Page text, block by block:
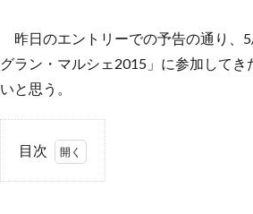
昨日のエントリーでの予告の通り、
グラン・マルシェ2015」に参加して
いと思う。
目次
1.